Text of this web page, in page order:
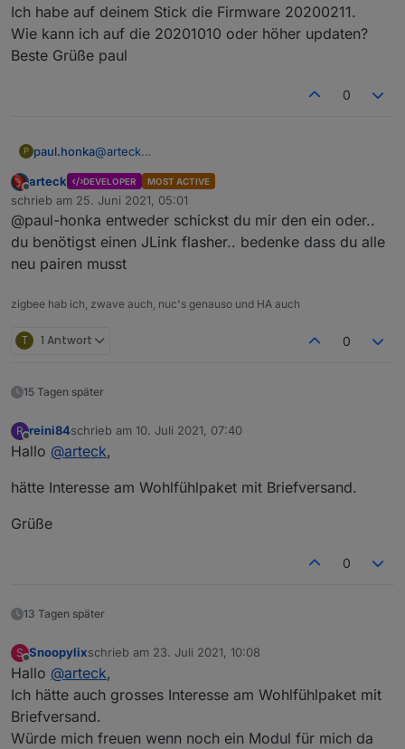
Ich habe auf deinem Stick die Firmware 20200211.
Wie kann ich auf die 20201010 oder höher updaten?
Beste Grüße paul
0
P paul.honka@arteck
Wie kann ich auf die 20201010 oder höher
updaten?
Beste Grüße paul
Offline
arteck DEVELOPER MOST ACTIVE
schrieb am 25. Juni 2021, 05:01
zuletzt editiert von
@paul-honka entweder schickst du mir den ein oder..
du benötigst einen JLink flasher.. bedenke dass du alle
neu pairen musst
zigbee hab ich, zwave auch, nuc's genauso und HA auch
T 1 Antwort 0
15 Tagen später
R
Offline
reini84schrieb am 10. Juli 2021, 07:40
zuletzt editiert von
Hallo @arteck,
hätte Interesse am Wohlfühlpaket mit Briefversand.
Grüße
0
13 Tagen später
S
Offline
Snoopylixschrieb am 23. Juli 2021, 10:08
zuletzt editiert von
Hallo @arteck,
Ich hätte auch grosses Interesse am Wohlfühlpaket mit
Briefversand.
Würde mich freuen wenn noch ein Modul für mich da